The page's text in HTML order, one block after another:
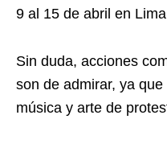
9 al 15 de abril en
Sin duda, acciones
son de admirar, ya
música y arte de